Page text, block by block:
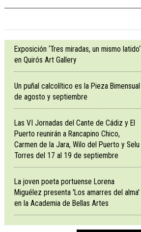
Exposición ‘Tres miradas, un mismo latido‘
en Quirós Art Gallery
Un puñal calcolítico es la Pieza Bimensual
de agosto y septiembre
Las VI Jornadas del Cante de Cádiz y El
Puerto reunirán a Rancapino Chico,
Carmen de la Jara, Wilo del Puerto y Selu
Torres del 17 al 19 de septiembre
La joven poeta portuense Lorena
Miguélez presenta 'Los amarres del alma'
en la Academia de Bellas Artes